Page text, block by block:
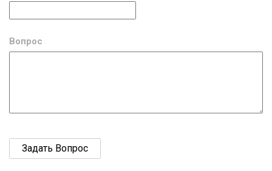
Вопрос